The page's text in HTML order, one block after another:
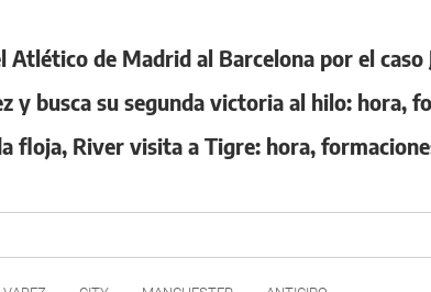
Atlético de Madrid al Barcelona por el caso
y busca su segunda victoria al hilo: hora,
floja, River visita a Tigre: hora,